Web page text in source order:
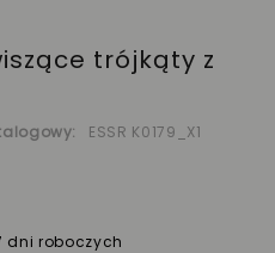
trójkąty z
ESSR K0179_X1
dni roboczych